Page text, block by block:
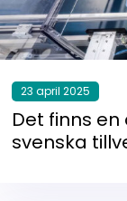
23 april 2025
Det finns
svenska